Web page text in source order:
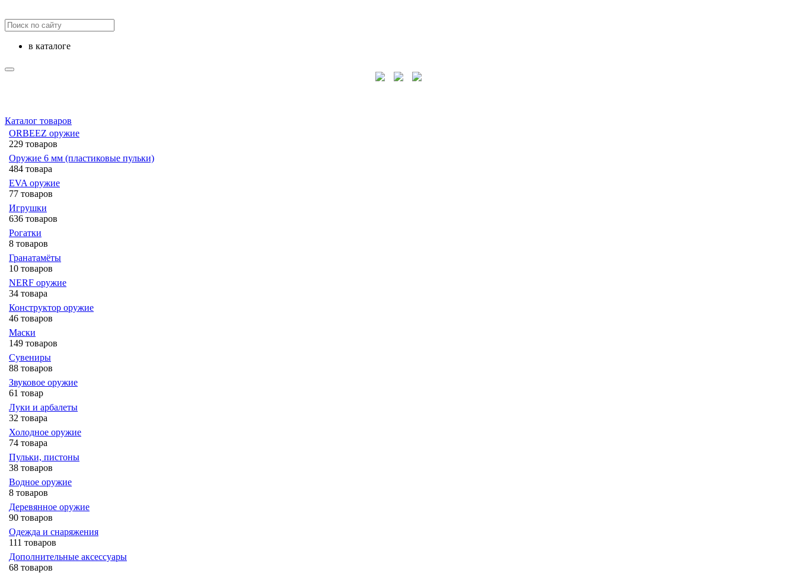
в каталоге
Каталог товаров
ORBEEZ оружие
229 товаров
Оружие 6 мм (пластиковые пульки)
484 товара
EVA оружие
77 товаров
Игрушки
636 товаров
Рогатки
8 товаров
Гранатамёты
10 товаров
NERF оружие
34 товара
Конструктор оружие
46 товаров
Маски
149 товаров
Сувениры
88 товаров
Звуковое оружие
61 товар
Луки и арбалеты
32 товара
Холодное оружие
74 товара
Пульки, пистоны
38 товаров
Водное оружие
8 товаров
Деревянное оружие
90 товаров
Одежда и снаряжения
111 товаров
Дополнительные аксессуары
68 товаров